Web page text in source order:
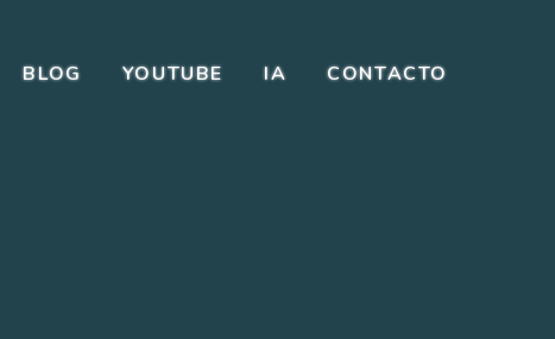
BLOG YOUTUBE IA CONTACTO